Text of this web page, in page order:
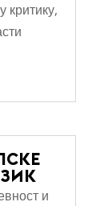
критику,
и